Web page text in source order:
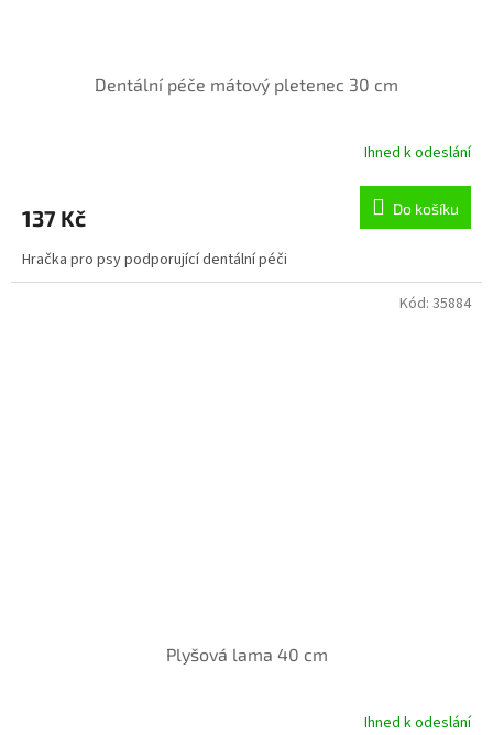
Dentální péče mátový pletenec 30 cm
je
z
5
Ihned k odeslání
137 Kč Do košíku
Hračka pro psy podporující dentální péči
Plyšová lama 40 cm
Ihned k odeslání
Kód: 35884